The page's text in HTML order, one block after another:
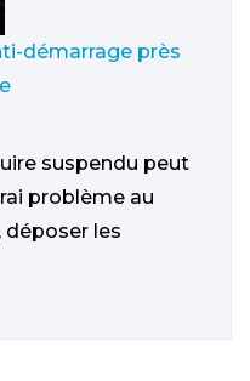
démarrage près
suspendu peut
problème au
déposer les